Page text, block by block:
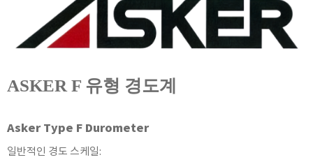
INSMARK
IRROMETER
JFE Advantech
KETT
KYORITSU
Martens (GHM Group)
ASKER F 유형 경도계
Asker Type F Durometer
일반적인 경도 스케일: